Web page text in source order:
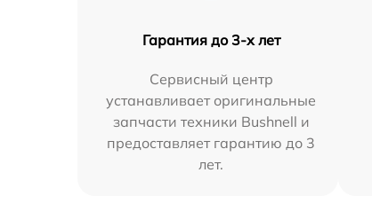
Гарантия до 3-х лет
Сервисный центр
устанавливает оригинальные
запчасти техники Bushnell и
предоставляет гарантию до 3
лет.